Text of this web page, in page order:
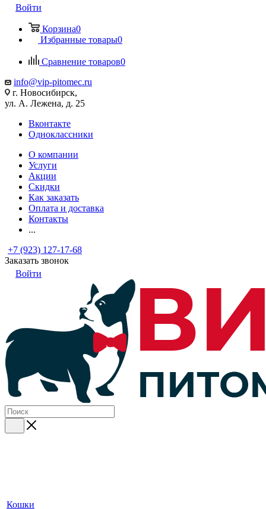
Войти
Корзина0
Избранные товары0
Сравнение товаров0
info@vip-pitomec.ru
г. Новосибирск,
ул. А. Лежена, д. 25
Вконтакте
Одноклассники
О компании
Услуги
Акции
Скидки
Как заказать
Оплата и доставка
Контакты
...
+7 (923) 127-17-68
Заказать звонок
Войти
Кошки